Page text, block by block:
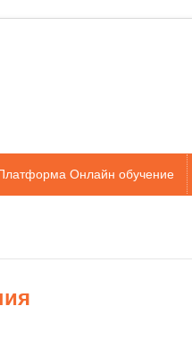
Онлайн обучение